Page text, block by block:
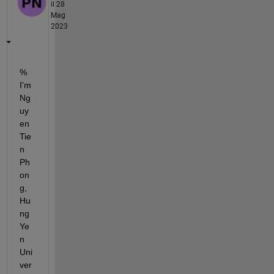
il 28
Mag
2023
%
I'm
Ng
uy
en
Tie
n
Ph
on
g,
Hu
ng
Ye
n
Uni
ver